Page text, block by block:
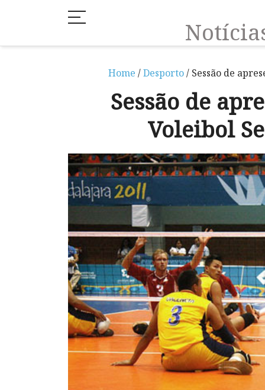
Home /Desporto/ Sessão de
Sessão de
Voleibol